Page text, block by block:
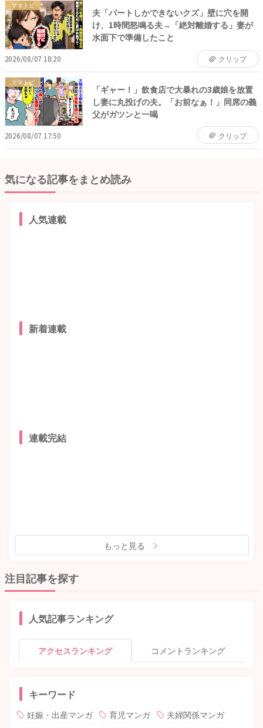
ママトピ
夫「パートしかできないクズ」壁に穴を開
け、1時間怒鳴る夫→「絶対離婚する」妻が
水面下で準備したこと
2026/08/07 18:20 クリップ
ママトピ
「ギャー！」飲食店で大暴れの3歳娘を放置
し妻に丸投げの夫。「お前なぁ！」同席の義
父がガツンと一喝
2026/08/07 17:50 クリップ
気になる記事をまとめ読み
人気連載
新着連載
連載完結
もっと見る
注目記事を探す
人気記事ランキング
アクセスランキング コメントランキング
キーワード
妊娠・出産マンガ 育児マンガ
夫婦関係マンガ